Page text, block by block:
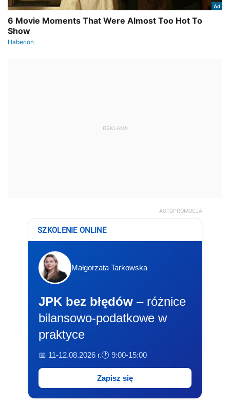
REKLAMA
AUTOPROMOCJA
SZKOLENIE ONLINE
Małgorzata Tarkowska
JPK bez błędów – różnice
bilansowo-podatkowe w
praktyce
📅 11-12.08.2026 r.🕐 9:00-15:00
Zapisz się